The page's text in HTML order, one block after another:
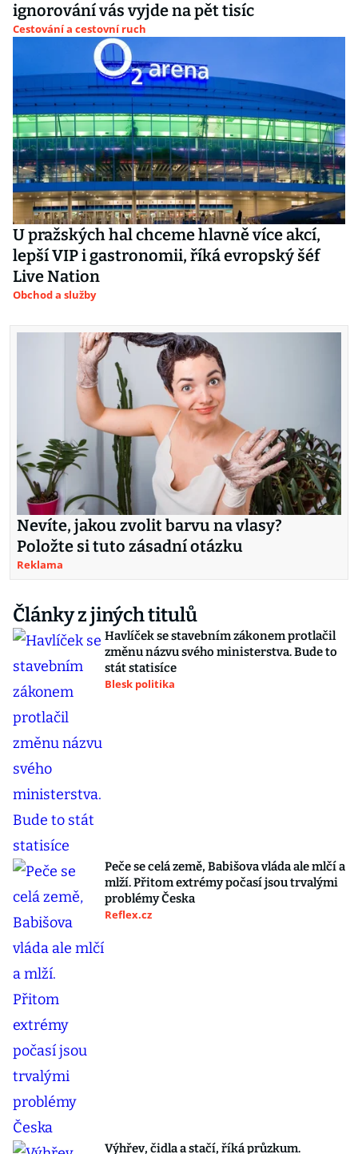
ignorování vás vyjde na pět tisíc
Cestování a cestovní ruch
U pražských hal chceme hlavně více akcí,
lepší VIP i gastronomii, říká evropský šéf
Live Nation
Obchod a služby
Nevíte, jakou zvolit barvu na vlasy?
Položte si tuto zásadní otázku
Reklama
Články z jiných titulů
Havlíček se stavebním zákonem protlačil
změnu názvu svého ministerstva. Bude to
stát statisíce
Blesk politika
Peče se celá země, Babišova vláda ale mlčí a
mlží. Přitom extrémy počasí jsou trvalými
problémy Česka
Reflex.cz
Výhřev, čidla a stačí, říká průzkum.